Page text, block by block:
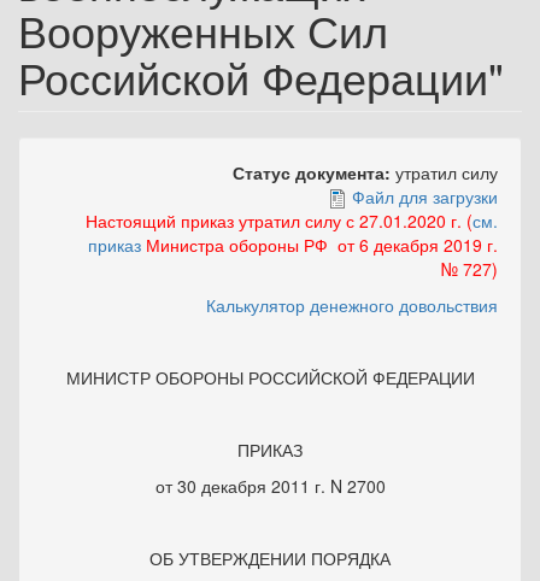
Вооруженных Сил
Российской Федерации"
Статус документа: утратил силу
Файл для загрузки
Настоящий приказ утратил силу с 27.01.2020 г. (см.
приказ Министра обороны РФ от 6 декабря 2019 г.
№ 727)
Калькулятор денежного довольствия
МИНИСТР ОБОРОНЫ РОССИЙСКОЙ ФЕДЕРАЦИИ
ПРИКАЗ
от 30 декабря 2011 г. N 2700
ОБ УТВЕРЖДЕНИИ ПОРЯДКА